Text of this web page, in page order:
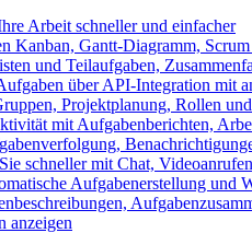
Arbeit schneller und einfacher
Kanban, Gantt-Diagramm,
und Teilaufgaben,
über API-Integration mit
Projektplanung, Rollen
mit Aufgabenberichten,
schneller mit Chat,
Aufgabenerstellung und
anzeigen